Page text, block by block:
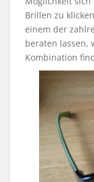
Brillen zu
einem der
beraten lassen,
Kombination